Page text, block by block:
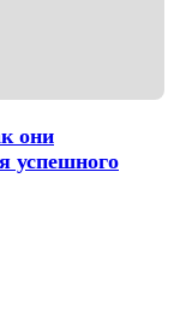
они
успешного